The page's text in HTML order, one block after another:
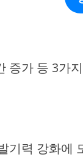
증가 등 3가
력 강화